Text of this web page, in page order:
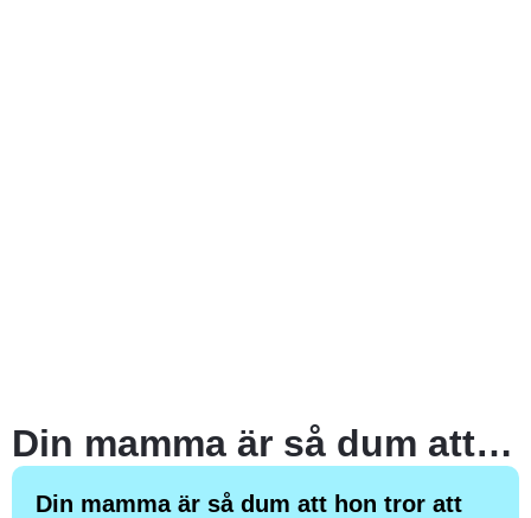
Din mamma är så dum att hon tror att Jehovas Vittnen jobbar i domstolen.
Din mamma är så dum att hon tror att